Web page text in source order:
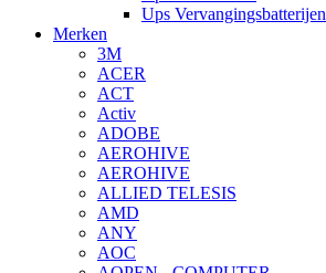
Ups Vervangingsbatterijen
Merken
3M
ACER
ACT
Activ
ADOBE
AEROHIVE
AEROHIVE
ALLIED TELESIS
AMD
ANY
AOC